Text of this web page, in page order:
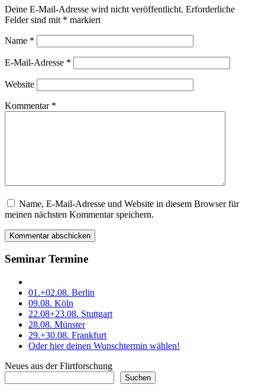
Deine E-Mail-Adresse wird nicht veröffentlicht. Erforderliche
Felder sind mit * markiert
Name *
E-Mail-Adresse *
Website
Kommentar *
Dieses
bitte
leer
lassen
Name, E-Mail-Adresse und Website in diesem Browser für
meinen nächsten Kommentar speichern.
Seminar Termine
01.+02.08. Berlin
09.08. Köln
22.08+23.08. Stuttgart
28.08. Münster
29.+30.08. Frankfurt
Oder hier deinen Wunschtermin wählen!
Neues aus der Flirtforschung
Suchen